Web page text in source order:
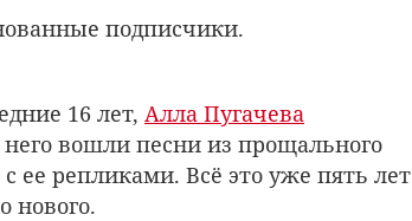
подписчики.
16 лет, Алла Пугачева
вошли песни из прощального
ее репликами. Всё это уже пять лет
нового.